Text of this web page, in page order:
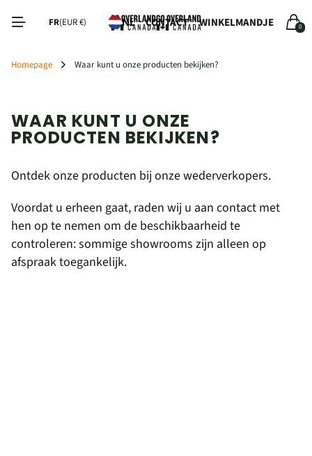
FR(EUR €) NL CONTACT WINKELMANDJE 0
Homepage Waar kunt u onze producten bekijken?
WAAR KUNT U ONZE
PRODUCTEN BEKIJKEN?
Ontdek onze producten bij onze wederverkopers.
Voordat u erheen gaat, raden wij u aan contact met
hen op te nemen om de beschikbaarheid te
controleren: sommige showrooms zijn alleen op
afspraak toegankelijk.